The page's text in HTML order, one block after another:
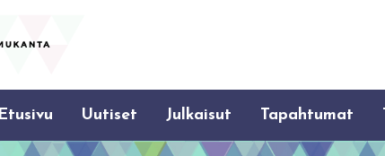
Etusivu Uutiset Julkaisut Tapahtumat